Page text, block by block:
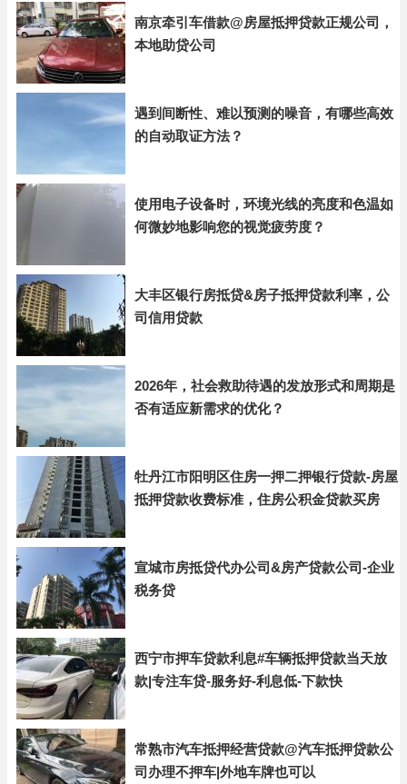
南京牵引车借款@房屋抵押贷款正规公司，
本地助贷公司
遇到间断性、难以预测的噪音，有哪些高效
的自动取证方法？
使用电子设备时，环境光线的亮度和色温如
何微妙地影响您的视觉疲劳度？
大丰区银行房抵贷&房子抵押贷款利率，公
司信用贷款
2026年，社会救助待遇的发放形式和周期是
否有适应新需求的优化？
牡丹江市阳明区住房一押二押银行贷款-房屋
抵押贷款收费标准，住房公积金贷款买房
宣城市房抵贷代办公司&房产贷款公司-企业
税务贷
西宁市押车贷款利息#车辆抵押贷款当天放
款|专注车贷-服务好-利息低-下款快
常熟市汽车抵押经营贷款@汽车抵押贷款公
司办理不押车|外地车牌也可以